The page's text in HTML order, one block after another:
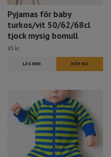
Pyjamas för baby
turkos/vit 50/62/68cl
tjock mysig bomull
49 kr
LÄS MER